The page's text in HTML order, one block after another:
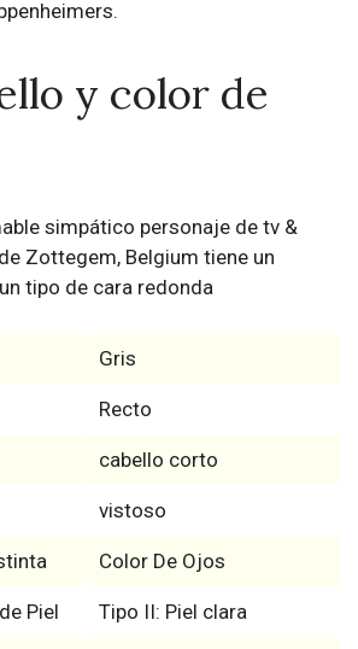
y color de
simpático personaje de tv &
Zottegem, Belgium tiene un
tipo de cara redonda
Gris
Recto
cabello corto
vistoso
Color De Ojos
Piel Tipo II: Piel clara